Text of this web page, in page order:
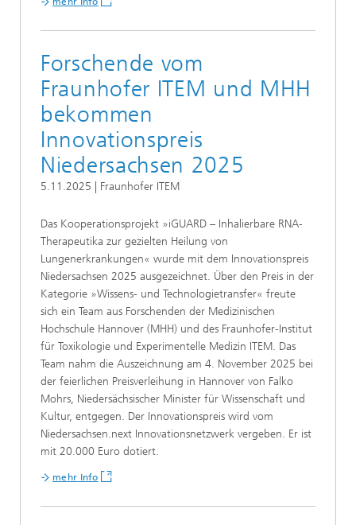
Forschende vom
Fraunhofer ITEM und MHH
bekommen
Innovationspreis
Niedersachsen 2025
5.11.2025 | Fraunhofer ITEM
Das Kooperationsprojekt »iGUARD – Inhalierbare RNA-
Therapeutika zur gezielten Heilung von
Lungenerkrankungen« wurde mit dem Innovationspreis
Niedersachsen 2025 ausgezeichnet. Über den Preis in der
Kategorie »Wissens- und Technologietransfer« freute
sich ein Team aus Forschenden der Medizinischen
Hochschule Hannover (MHH) und des Fraunhofer-Institut
für Toxikologie und Experimentelle Medizin ITEM. Das
Team nahm die Auszeichnung am 4. November 2025 bei
der feierlichen Preisverleihung in Hannover von Falko
Mohrs, Niedersächsischer Minister für Wissenschaft und
Kultur, entgegen. Der Innovationspreis wird vom
Niedersachsen.next Innovationsnetzwerk vergeben. Er ist
mit 20.000 Euro dotiert.
mehr Info